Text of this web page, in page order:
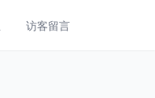
访客留言